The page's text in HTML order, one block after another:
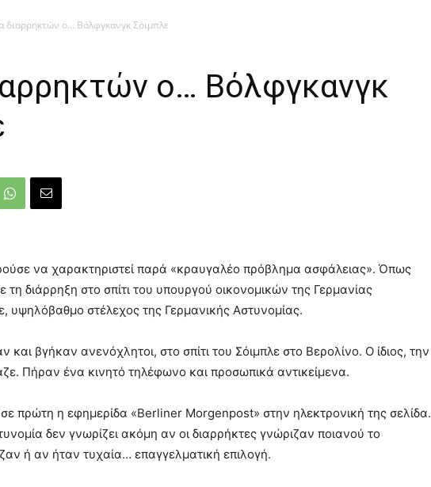
διαρρηκτών ο… Βόλφγκανγκ Σόιμπλε
ο… Βόλφγκανγκ
να χαρακτηριστεί παρά «κραυγαλέο πρόβλημα ασφάλειας». Όπως
τη διάρρηξη στο σπίτι του υπουργού οικονομικών της Γερμανίας
υψηλόβαθμο στέλεχος της Γερμανικής Αστυνομίας.
και βγήκαν ανενόχλητοι, στο σπίτι του Σόιμπλε στο Βερολίνο. Ο ίδιος, την
Πήραν ένα κινητό τηλέφωνο και προσωπικά αντικείμενα.
πρώτη η εφημερίδα «Berliner Morgenpost» στην ηλεκτρονική της σελίδα.
δεν γνωρίζει ακόμη αν οι διαρρήκτες γνώριζαν ποιανού το
ή αν ήταν τυχαία… επαγγελματική επιλογή.